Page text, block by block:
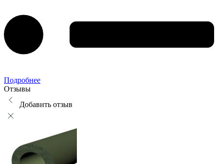
Подробнее
Отзывы
Добавить отзыв